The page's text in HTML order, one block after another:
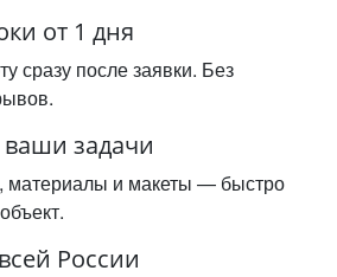
от 1 дня
сразу после заявки. Без
задачи
и макеты — быстро
России